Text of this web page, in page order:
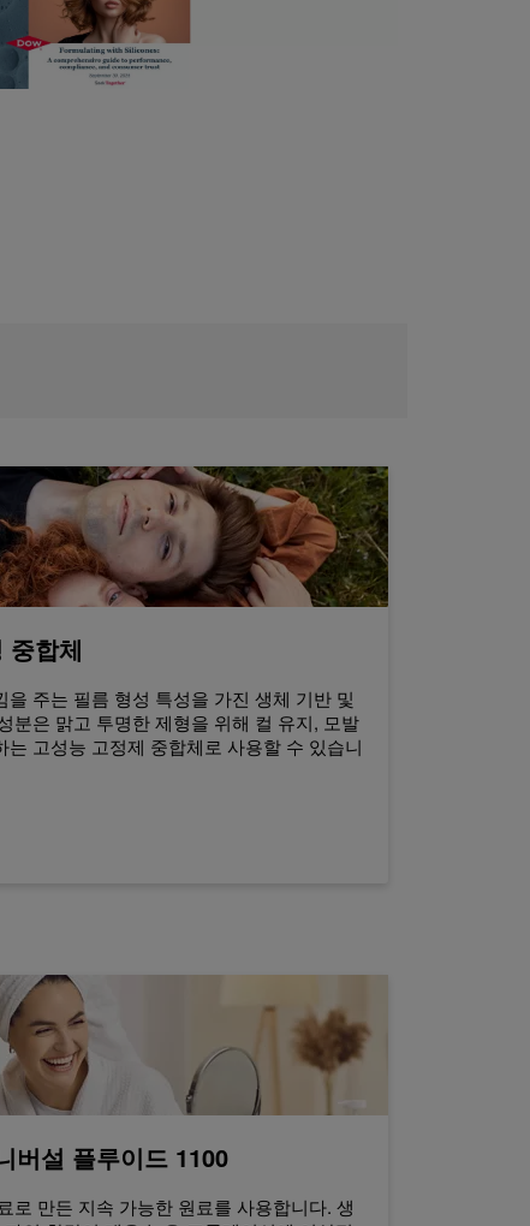
합체
주는 필름 형성 특성을 가진 생체 기반 및
분은 맑고 투명한 제형을 위해 컬 유지, 모발
고성능 고정제 중합체로 사용할 수 있습니
설 플루이드 1100
로 만든 지속 가능한 원료를 사용합니다. 생